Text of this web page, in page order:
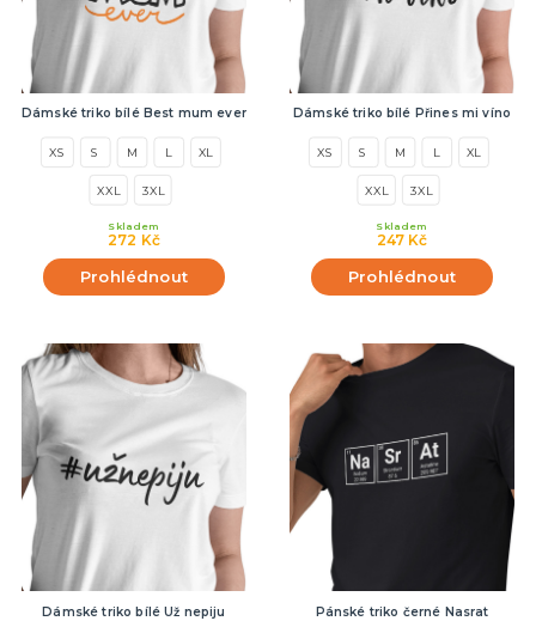
Dámské triko bílé Best mum ever
XS S M L XL
XXL 3XL
272 Kč
Skladem
Prohlédnout
Dámské triko bílé Přines mi víno
XS S M L XL
XXL 3XL
247 Kč
Skladem
Prohlédnout
Dámské triko bílé Už nepiju Pánské triko černé Nasrat